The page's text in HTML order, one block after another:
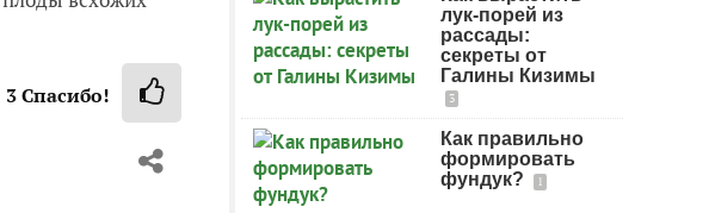
3Спасибо!
лук-порей из
рассады:
секреты от
Галины Кизимы
3
Как правильно
формировать
фундук?
1